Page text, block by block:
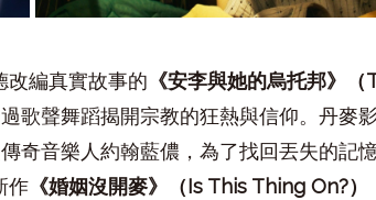
改編真實故事的 《安李與她的烏托邦》（
歌聲舞蹈揭開宗教的狂熱與信仰。丹麥
傳奇音樂人約翰藍儂，為了找回丟失的記
作 《婚姻沒開麥》（Is This Thing On?）